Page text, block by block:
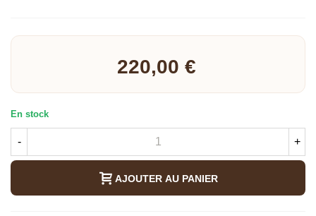
220,00 €
En stock
- +
AJOUTER AU PANIER